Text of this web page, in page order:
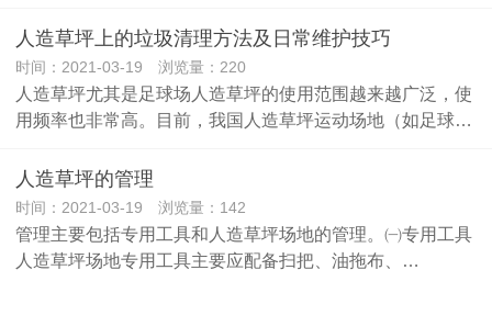
人造草坪上的垃圾清理方法及日常维护技巧
时间：2021-03-19 浏览量：220
人造草坪尤其是足球场人造草坪的使用范围越来越广泛，使
用频率也非常高。目前，我国人造草坪运动场地（如足球…
人造草坪的管理
时间：2021-03-19 浏览量：142
管理主要包括专用工具和人造草坪场地的管理。㈠专用工具
人造草坪场地专用工具主要应配备扫把、油拖布、…